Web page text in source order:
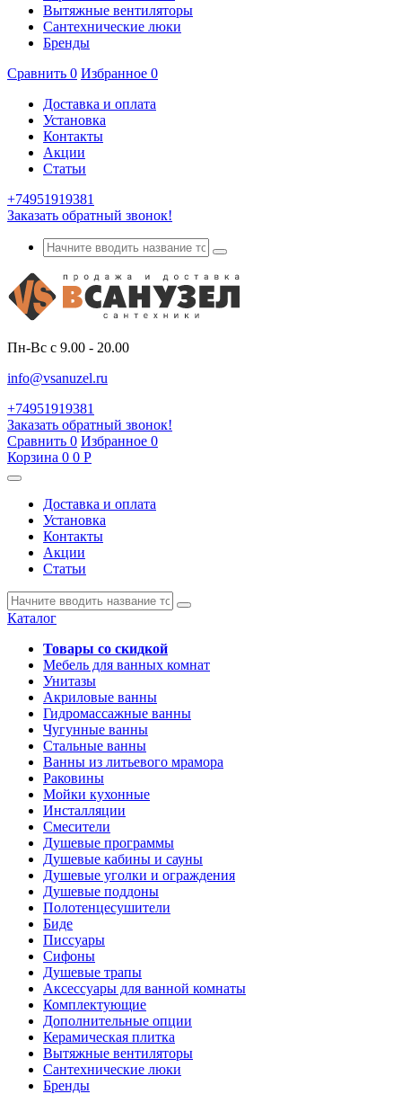
Вытяжные вентиляторы
Сантехнические люки
Бренды
Сравнить 0 Избранное 0
Доставка и оплата
Установка
Контакты
Акции
Статьи
+74951919381
Заказать обратный звонок!
Пн-Вс с 9.00 - 20.00
info@vsanuzel.ru
+74951919381
Заказать обратный звонок!
Сравнить 0 Избранное 0
Корзина 0 0 Р
Доставка и оплата
Установка
Контакты
Акции
Статьи
Каталог
Товары со скидкой
Мебель для ванных комнат
Унитазы
Акриловые ванны
Гидромассажные ванны
Чугунные ванны
Стальные ванны
Ванны из литьевого мрамора
Раковины
Мойки кухонные
Инсталляции
Смесители
Душевые программы
Душевые кабины и сауны
Душевые уголки и ограждения
Душевые поддоны
Полотенцесушители
Биде
Писсуары
Сифоны
Душевые трапы
Аксессуары для ванной комнаты
Комплектующие
Дополнительные опции
Керамическая плитка
Вытяжные вентиляторы
Сантехнические люки
Бренды